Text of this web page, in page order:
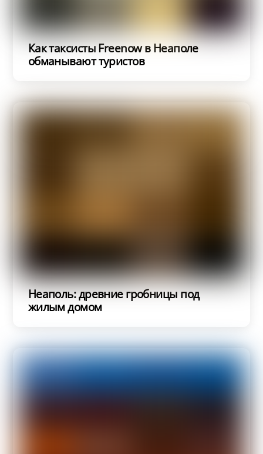
Как таксисты Freenow в Неаполе
обманывают туристов
Неаполь: древние гробницы под
жилым домом